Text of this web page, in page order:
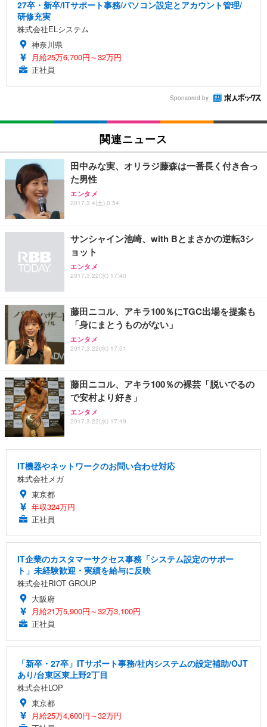
27卒・新卒/ITサポート事務/パソコン設定とアカウント管理/
研修充実
株式会社ELシステム
神奈川県
月給25万6,700円～32万円
正社員
Sponsored by
関連ニュース
田中みな実、オリラジ藤森は一番長く付き合っ
た男性
エンタメ
2017.3.4(土) 0:54
サンシャイン池崎、with Bとまさかの逆転3シ
ョット
エンタメ
2017.3.22(水) 17:40
藤田ニコル、アキラ100％にTGC出場を提案も
「身にまとうものがない」
エンタメ
2017.3.22(水) 17:51
藤田ニコル、アキラ100％の裸芸「脱いでるの
で安村より好き」
エンタメ
2017.3.22(水) 17:49
IT機器やネットワークのお問い合わせ対応
株式会社メガ
東京都
年収324万円
正社員
IT企業のカスタマーサクセス事務「システム設定のサポー
ト」未経験歓迎・実績を給与に反映
株式会社RIOT GROUP
大阪府
月給21万5,900円～32万3,100円
正社員
「新卒・27卒」ITサポート事務/社内システムの設定補助/OJT
あり/台東区東上野2丁目
株式会社LOP
東京都
月給25万4,600円～32万円